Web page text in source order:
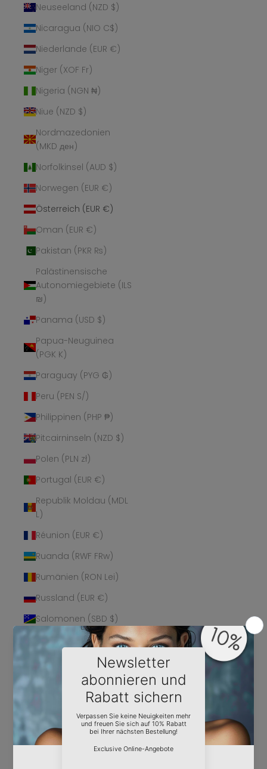
Neuseeland (NZD $)
Nicaragua (NIO C$)
Niederlande (EUR €)
Niger (XOF Fr)
Nigeria (NGN ₦)
Niue (NZD $)
Nordmazedonien
(MKD ден)
Norfolkinsel (AUD $)
Norwegen (EUR €)
Österreich (EUR €)
Oman (EUR €)
Pakistan (PKR ₨)
Palästinensische
Autonomiegebiete (ILS
₪)
Panama (USD $)
Papua-Neuguinea
(PGK K)
Paraguay (PYG ₲)
Peru (PEN S/)
Philippinen (PHP ₱)
Pitcairninseln (NZD $)
Polen (PLN zł)
Portugal (EUR €)
Republik Moldau (MDL
L)
Réunion (EUR €)
Ruanda (RWF FRw)
Rumänien (RON Lei)
Russland (EUR €)
Salomonen (SBD $)
Sambia (EUR €)
Samoa (WST T)
San Marino (EUR €)
São Tomé und
Príncipe (STD Db)
Saudi-Arabien (SAR